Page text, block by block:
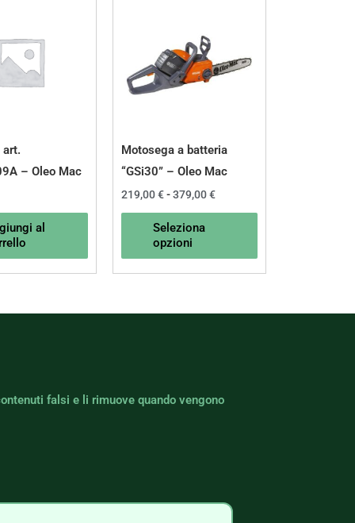
art.
– Oleo Mac
al
Motosega a batteria
“GSi30” – Oleo Mac
219,00€ - 379,00€
379,00 €
Seleziona
opzioni
nella
prodotto
falsi e li rimuove quando vengono